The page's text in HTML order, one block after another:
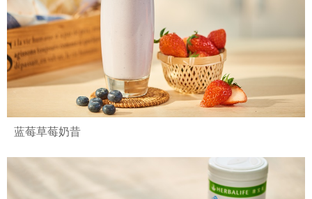
蓝莓草莓奶昔